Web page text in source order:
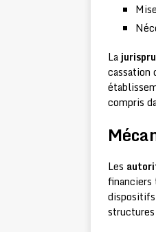
La
cassation
compris
Les
financiers